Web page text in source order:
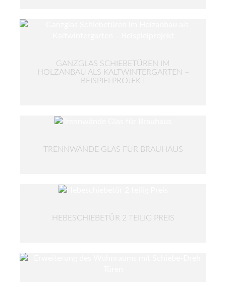
GANZGLAS SCHIEBETÜREN IM
HOLZANBAU ALS KALTWINTERGARTEN –
BEISPIELPROJEKT
TRENNWÄNDE GLAS FÜR BRAUHAUS
HEBESCHIEBETÜR 2 TEILIG PREIS